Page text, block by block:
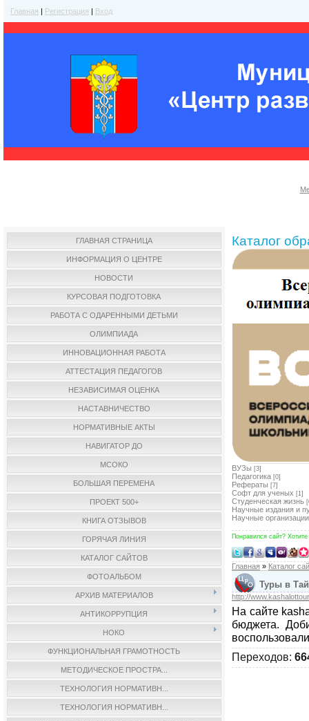
Главная | Регистрация | Вход
ГЛАВНАЯ СТРАНИЦА
ИНФОРМАЦИЯ О ЦЕНТРЕ
НОВОСТИ
КУРСОВАЯ ПОДГОТОВКА
РАБОТА С ОДАРЕННЫМИ ДЕТЬМИ
ОЛИМПИАДА
ИННОВАЦИОННАЯ РАБОТА
АТТЕСТАЦИЯ ПЕДАГОГОВ
НЕЗАВИСИМАЯ ОЦЕНКА
НАСТАВНИЧЕСТВО
НОРМАТИВНЫЕ АКТЫ
НАВИГАТОР ДО
МСОКО
БОЛЬШАЯ ПЕРЕМЕНА
ПРОЕКТ 500+
КНИГА ОТЗЫВОВ
ГОРЯЧАЯ ЛИНИЯ
КАТАЛОГ САЙТОВ
ФОТОАЛЬБОМ
АРХИВ МАТЕРИАЛОВ
АНТИКОРРУПЦИЯ
НОКО
ФУНКЦИОНАЛЬНАЯ ГРАМОТНОСТЬ
МЕТОДИЧЕСКОЕ ПРОСТРА...
ТЕХНОЛОГИЯ НОРМАТИВН...
ТЕХНОЛОГИЯ НОРМАТИВН...
Каталог
ВУЗы [3]
Педагогика [0]
Рефераты [7]
Софт для ученых [1]
Студенческая жизнь
Научные издания и
Научные организации
Понравился сайт?
Главная » Каталог
Туры в
http://
На сайте
бюджета.
Переходов: